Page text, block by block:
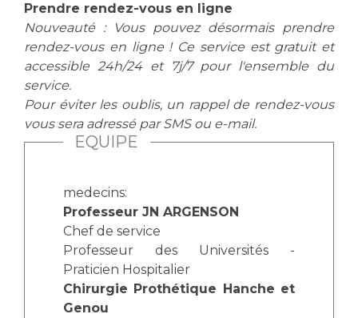
Infos COVID-19
Vivre ensemble à l'hôpital
Culture à l'hôpital
Laïcité et cultes
Salon des familles
Transports sanitaires
Vos droits, vos devoirs
Handicap
Emplois divers
Emplois socio-éducatifs
Statuts
Stages paramédicaux
Chercheurs
Les structures de recherche
Écoles et Instituts de Formation
Prendre rendez-vous en ligne
Nouveauté : Vous pouvez désormais prendre
rendez-vous en ligne ! Ce service est gratuit et
accessible 24h/24 et 7j/7 pour l'ensemble du
service.
Pour éviter les oublis, un rappel de rendez-vous
vous sera adressé par SMS ou e-mail.
EQUIPE
medecins:
Professeur JN ARGENSON
Chef de service
Professeur des Universités -
Praticien Hospitalier
Chirurgie Prothétique Hanche et
Genou